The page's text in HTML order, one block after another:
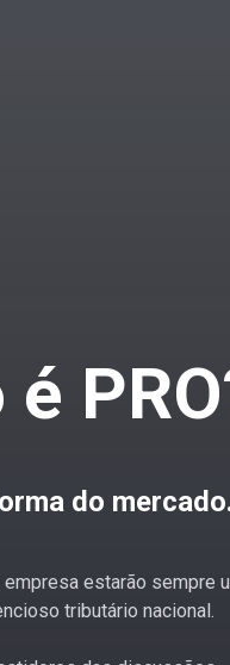
do
estarão sempre
tributário nacional.